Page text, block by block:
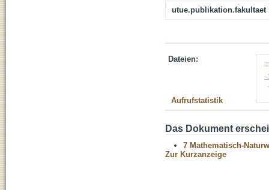
utue.publikation.fakultaet
Dateien:
Aufrufstatistik
Das Dokument
7 Mathematisch-
Zur Kurzanzeige